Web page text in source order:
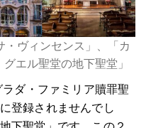
ヴィンセンス」、「カ
エル聖堂の地下聖堂」
ダ・ファミリア贖罪聖
登録されませんでし